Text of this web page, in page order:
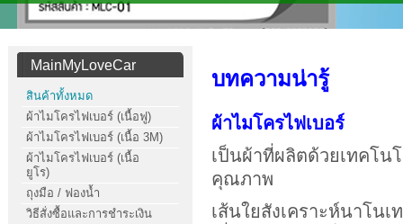
MainMyLoveCar
สินค้าทั้งหมด
ผ้าไมโครไฟเบอร์ (เนื้อฟู)
ผ้าไมโครไฟเบอร์ (เนื้อ 3M)
ผ้าไมโครไฟเบอร์ (เนื้อ
ยูโร)
ถุงมือ / ฟองน้ำ
วิธีสั่งซื้อและการชำระเงิน
บทความน่ารู้
ผ้าไมโครไฟเบอร์
เป็นผ้าที่ผลิตด้วยเทคโน
คุณภาพ
เส้นใยสังเคราะห์นาโน